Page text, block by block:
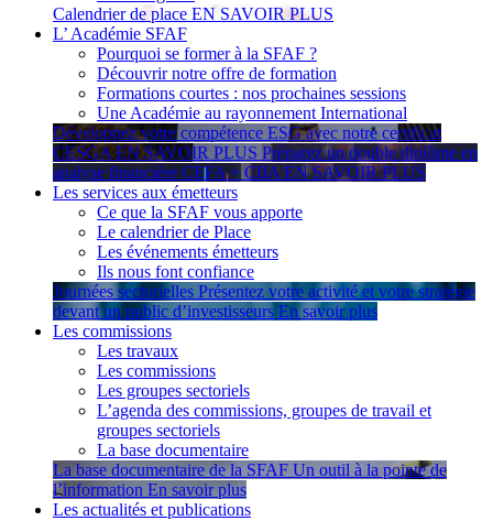
Calendrier de place EN SAVOIR PLUS
L’ Académie SFAF
Pourquoi se former à la SFAF ?
Découvrir notre offre de formation
Formations courtes : nos prochaines sessions
Une Académie au rayonnement International
Développez votre compétence ESG avec notre certificat
CESGA EN SAVOIR PLUS Préparez un double diplôme en
analyse financière CEFA + CIIA EN SAVOIR PLUS
Les services aux émetteurs
Ce que la SFAF vous apporte
Le calendrier de Place
Les événements émetteurs
Ils nous font confiance
Journées sectorielles Présentez votre activité et votre stratégie
devant un public d’investisseurs En savoir plus
Les commissions
Les travaux
Les commissions
Les groupes sectoriels
L’agenda des commissions, groupes de travail et
groupes sectoriels
La base documentaire
La base documentaire de la SFAF Un outil à la pointe de
l’information En savoir plus
Les actualités et publications